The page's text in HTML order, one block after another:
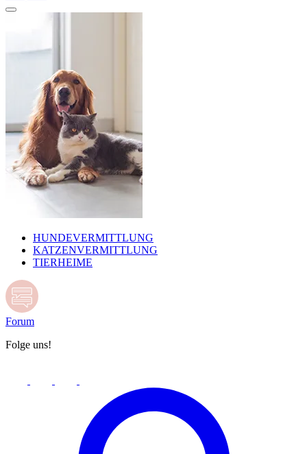
HUNDEVERMITTLUNG
KATZENVERMITTLUNG
TIERHEIME
Forum
Folge uns!